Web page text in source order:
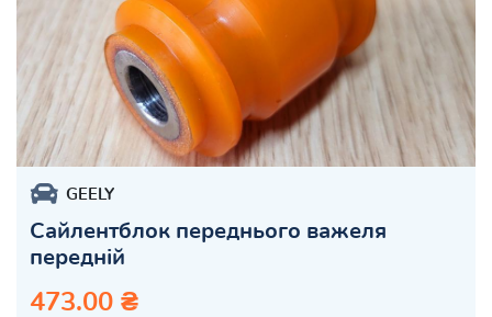
GEELY
Сайлентблок переднього важеля
передній
473.00 ₴